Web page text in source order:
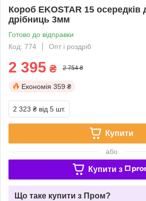
Короб EKOSTAR 15 осередків
дрібниць 3мм
Готово до відправки
Код: 774
Опт і роздріб
2 395 ₴ 2 754 ₴
Економія 359 ₴
2 323 ₴ від 5 шт.
Купити
або
Купити з
Що таке купити з Пром?